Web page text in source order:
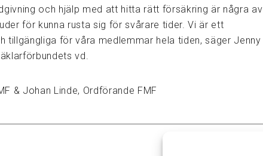
och hjälp med att hitta rätt försäkring är några av
för kunna rusta sig för svårare tider. Vi är ett
tillgängliga för våra medlemmar hela tiden, säger Jenny
vd.
& Johan Linde, Ordförande FMF